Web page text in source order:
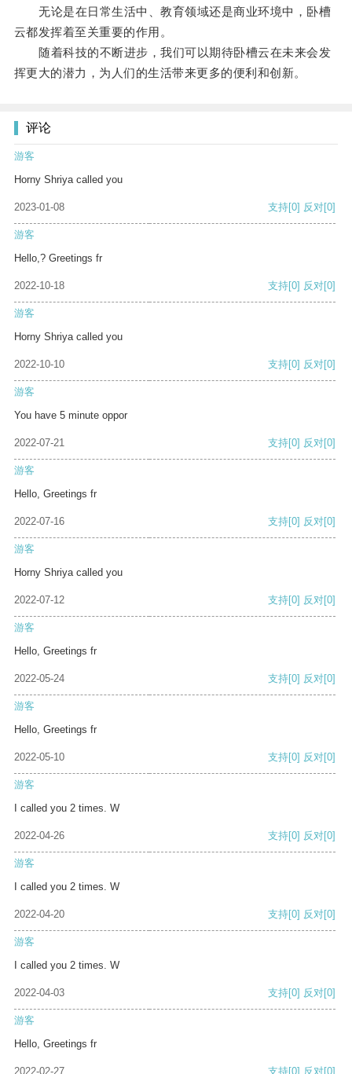
无论是在日常生活中、教育领域还是商业环境中，卧槽
云都发挥着至关重要的作用。
随着科技的不断进步，我们可以期待卧槽云在未来会发
挥更大的潜力，为人们的生活带来更多的便利和创新。
评论
游客
Horny Shriya called you
2023-01-08 支持[0] 反对[0]
游客
Hello,? Greetings fr
2022-10-18 支持[0] 反对[0]
游客
Horny Shriya called you
2022-10-10 支持[0] 反对[0]
游客
You have 5 minute oppor
2022-07-21 支持[0] 反对[0]
游客
Hello, Greetings fr
2022-07-16 支持[0] 反对[0]
游客
Horny Shriya called you
2022-07-12 支持[0] 反对[0]
游客
Hello, Greetings fr
2022-05-24 支持[0] 反对[0]
游客
Hello, Greetings fr
2022-05-10 支持[0] 反对[0]
游客
I called you 2 times. W
2022-04-26 支持[0] 反对[0]
游客
I called you 2 times. W
2022-04-20 支持[0] 反对[0]
游客
I called you 2 times. W
2022-04-03 支持[0] 反对[0]
游客
Hello, Greetings fr
2022-02-27 支持[0] 反对[0]